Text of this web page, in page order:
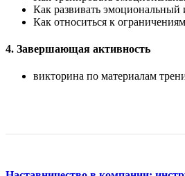
Как развивать эмоциональный
Как относиться к
4. Завершающая активность
викторина по материалам
Оставить отзыв